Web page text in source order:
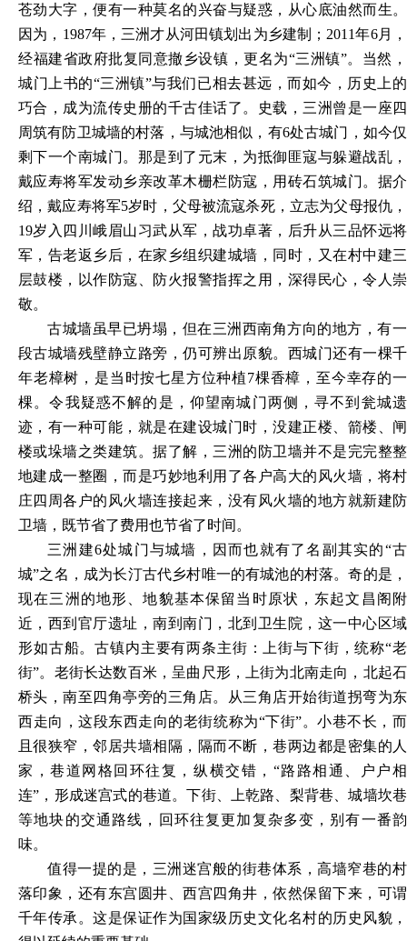
苍劲大字，便有一种莫名的兴奋与疑惑，从心底油然而生。
因为，1987年，三洲才从河田镇划出为乡建制；2011年6月，
经福建省政府批复同意撤乡设镇，更名为“三洲镇”。当然，
城门上书的“三洲镇”与我们已相去甚远，而如今，历史上的
巧合，成为流传史册的千古佳话了。史载，三洲曾是一座四
周筑有防卫城墙的村落，与城池相似，有6处古城门，如今仅
剩下一个南城门。那是到了元末，为抵御匪寇与躲避战乱，
戴应寿将军发动乡亲改革木栅栏防寇，用砖石筑城门。据介
绍，戴应寿将军5岁时，父母被流寇杀死，立志为父母报仇，
19岁入四川峨眉山习武从军，战功卓著，后升从三品怀远将
军，告老返乡后，在家乡组织建城墙，同时，又在村中建三
层鼓楼，以作防寇、防火报警指挥之用，深得民心，令人崇
敬。
古城墙虽早已坍塌，但在三洲西南角方向的地方，有一
段古城墙残壁静立路旁，仍可辨出原貌。西城门还有一棵千
年老樟树，是当时按七星方位种植7棵香樟，至今幸存的一
棵。令我疑惑不解的是，仰望南城门两侧，寻不到瓮城遗
迹，有一种可能，就是在建设城门时，没建正楼、箭楼、闸
楼或垛墙之类建筑。据了解，三洲的防卫墙并不是完完整整
地建成一整圈，而是巧妙地利用了各户高大的风火墙，将村
庄四周各户的风火墙连接起来，没有风火墙的地方就新建防
卫墙，既节省了费用也节省了时间。
三洲建6处城门与城墙，因而也就有了名副其实的“古
城”之名，成为长汀古代乡村唯一的有城池的村落。奇的是，
现在三洲的地形、地貌基本保留当时原状，东起文昌阁附
近，西到官厅遗址，南到南门，北到卫生院，这一中心区域
形如古船。古镇内主要有两条主街：上街与下街，统称“老
街”。老街长达数百米，呈曲尺形，上街为北南走向，北起石
桥头，南至四角亭旁的三角店。从三角店开始街道拐弯为东
西走向，这段东西走向的老街统称为“下街”。小巷不长，而
且很狭窄，邻居共墙相隔，隔而不断，巷两边都是密集的人
家，巷道网格回环往复，纵横交错，“路路相通、户户相
连”，形成迷宫式的巷道。下街、上乾路、梨背巷、城墙坎巷
等地块的交通路线，回环往复更加复杂多变，别有一番韵
味。
值得一提的是，三洲迷宫般的街巷体系，高墙窄巷的村
落印象，还有东宫圆井、西宫四角井，依然保留下来，可谓
千年传承。这是保证作为国家级历史文化名村的历史风貌，